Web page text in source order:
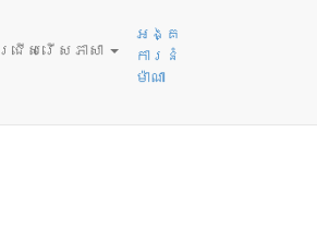
ជ្រើសរើសភាសា
អង្គ
ការនំ
ម៉ាណា